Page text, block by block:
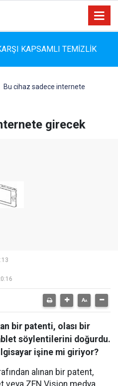
Altyapıya Güçlü Takviye:
ile Sözleşme İmzalandı
Bu cihaz sadece internete
girecek
bir patenti, olası bir
söylentilerini doğurdu.
işine mi giriyor?
alınan bir patent,
veya ZEN Vision medya